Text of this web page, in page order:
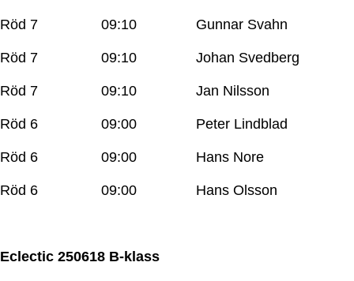
Röd 7 09:10 Gunnar Svahn
Röd 7 09:10 Johan Svedberg
Röd 7 09:10 Jan Nilsson
Röd 6 09:00 Peter Lindblad
Röd 6 09:00 Hans Nore
Röd 6 09:00 Hans Olsson
Eclectic 250618 B-klass